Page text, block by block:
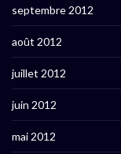
septembre 2012
août 2012
juillet 2012
juin 2012
mai 2012